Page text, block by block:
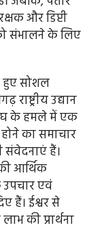
और डिप्टी
संभालने के लिए
हुए सोशल
राष्ट्रीय उद्यान
के हमले में एक
का समाचार
संवेदनाएं हैं।
आर्थिक
एवं
हैं। ईश्वर से
की प्रार्थना